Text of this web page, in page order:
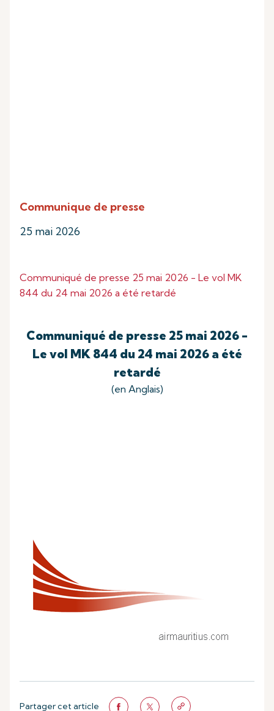
Communique de presse
25 mai 2026
Communiqué de presse 25 mai 2026 - Le vol MK
844 du 24 mai 2026 a été retardé
Communiqué de presse 25 mai 2026 -
Le vol MK 844 du 24 mai 2026 a été
retardé
(en Anglais)
Partager cet article